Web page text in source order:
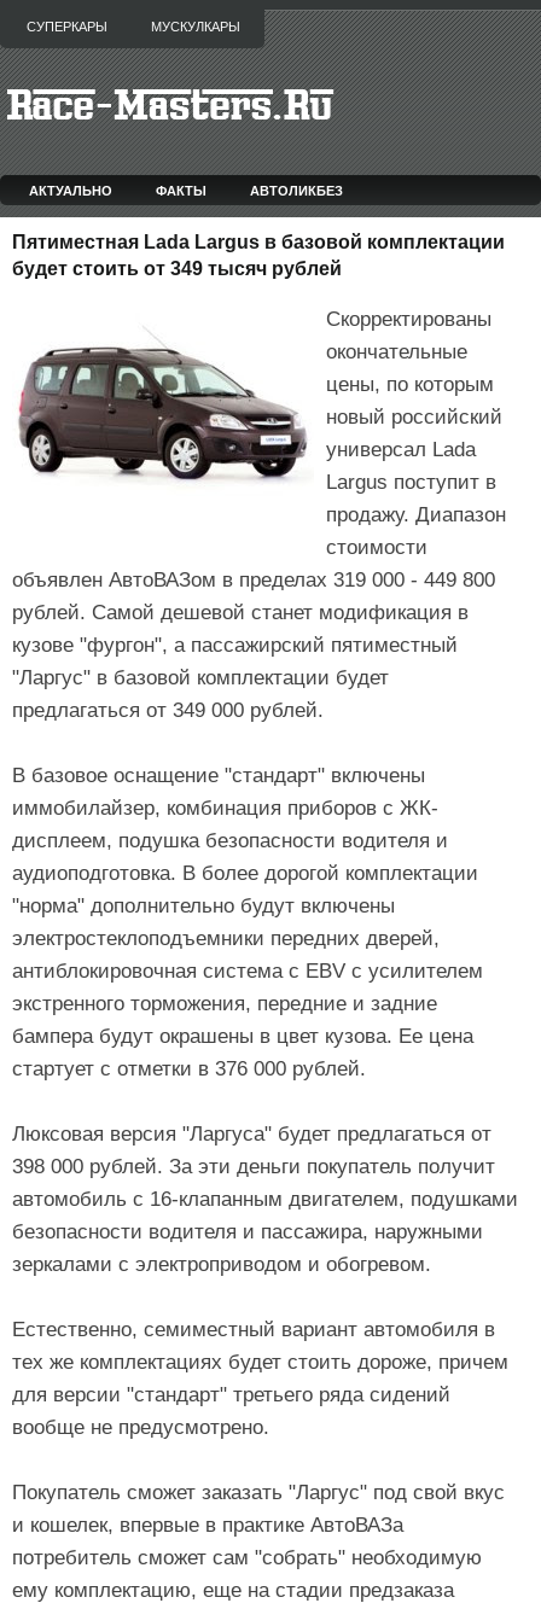
СУПЕРКАРЫ МУСКУЛКАРЫ
АКТУАЛЬНО ФАКТЫ АВТОЛИКБЕЗ
Пятиместная Lada Largus в базовой комплектации
будет стоить от 349 тысяч рублей
Скорректированы
окончательные
цены, по которым
новый российский
универсал Lada
Largus поступит в
продажу. Диапазон
стоимости
объявлен АвтоВАЗом в пределах 319 000 - 449 800
рублей. Самой дешевой станет модификация в
кузове "фургон", а пассажирский пятиместный
"Ларгус" в базовой комплектации будет
предлагаться от 349 000 рублей.
В базовое оснащение "стандарт" включены
иммобилайзер, комбинация приборов с ЖК-
дисплеем, подушка безопасности водителя и
аудиоподготовка. В более дорогой комплектации
"норма" дополнительно будут включены
электростеклоподъемники передних дверей,
антиблокировочная система с EBV с усилителем
экстренного торможения, передние и задние
бампера будут окрашены в цвет кузова. Ее цена
стартует с отметки в 376 000 рублей.
Люксовая версия "Ларгуса" будет предлагаться от
398 000 рублей. За эти деньги покупатель получит
автомобиль с 16-клапанным двигателем, подушками
безопасности водителя и пассажира, наружными
зеркалами с электроприводом и обогревом.
Естественно, семиместный вариант автомобиля в
тех же комплектациях будет стоить дороже, причем
для версии "стандарт" третьего ряда сидений
вообще не предусмотрено.
Покупатель сможет заказать "Ларгус" под свой вкус
и кошелек, впервые в практике АвтоВАЗа
потребитель сможет сам "собрать" необходимую
ему комплектацию, еще на стадии предзаказа